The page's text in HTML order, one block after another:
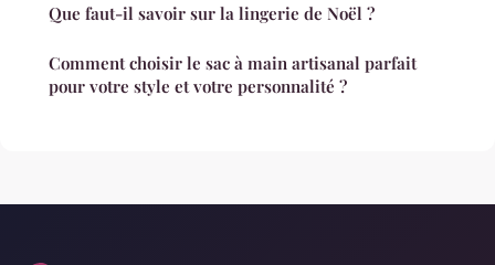
Que faut-il savoir sur la lingerie de Noël ?
Comment choisir le sac à main artisanal parfait
pour votre style et votre personnalité ?